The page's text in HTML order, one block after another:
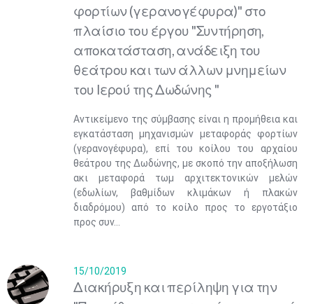
φορτίων (γερανογέφυρα)" στο
πλαίσιο του έργου "Συντήρηση,
αποκατάσταση, ανάδειξη του
θεάτρου και των άλλων μνημείων
του Ιερού της Δωδώνης "
Αντικείμενο της σύμβασης είναι η προμήθεια και
εγκατάσταση μηχανισμών μεταφοράς φορτίων
(γερανογέφυρα), επί του κοίλου του αρχαίου
θεάτρου της Δωδώνης, με σκοπό την αποξήλωση
ακι μεταφορά τωμ αρχιτεκτονικών μελών
(εδωλίων, βαθμίδων κλιμάκων ή πλακών
διαδρόμου) από το κοίλο προς το εργοτάξιο
προς συν...
15/10/2019
Διακήρυξη και περίληψη για την